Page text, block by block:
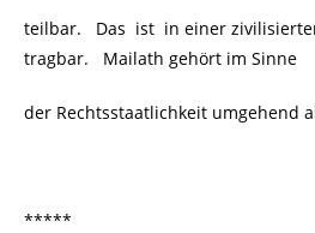
teilbar. Das ist in einer
tragbar. Mailath gehört im Sinne
der Rechtsstaatlichkeit umgehend
*****